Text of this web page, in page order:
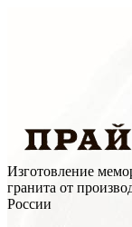
Изготовление
гранита от
России